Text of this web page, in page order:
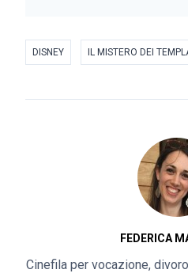
DISNEY IL MISTERO DEI
FEDERICA
Cinefila per vocazione,